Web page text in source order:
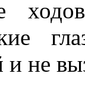
и не